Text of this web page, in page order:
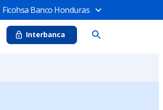
Ficohsa Banco Honduras
Interbanca